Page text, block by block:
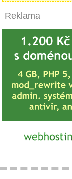
Reklama